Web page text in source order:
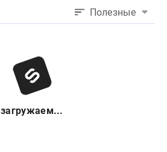
Полезные
загружаем...